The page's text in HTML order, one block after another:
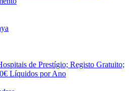
de Prestígio; Registo Gratuito;
Líquidos por Ano